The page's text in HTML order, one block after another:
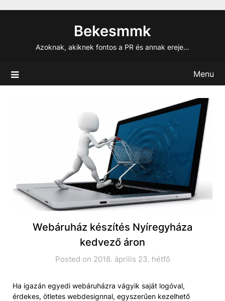
Bekesmmk
Azoknak, akiknek fontos a PR és annak ereje…
Menu
Webáruház készítés Nyíregyháza
kedvező áron
Posted on 2018. április 23. hétfő
Ha igazán egyedi webáruházra vágyik saját logóval,
érdekes, ötletes webdesignnal, egyszerűen kezelhető